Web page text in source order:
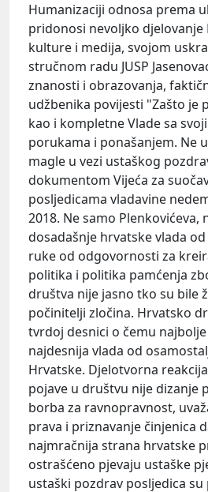
Humanizaciji odnosa prema
pridonosi nevoljko djelovanje
kulture i medija, svojom
stručnom radu JUSP
znanosti i obrazovanja,
udžbenika povijesti "Zašto je
kao i kompletne Vlade sa
porukama i ponašanjem. Ne
magle u vezi ustaškog
dokumentom Vijeća za
posljedicama vladavine
2018. Ne samo Plenkovićeva,
dosadašnje hrvatske vlada
ruke od odgovornosti za
politika i politika pamćenja
društva nije jasno tko su bile
počinitelji zločina. Hrvatsko
tvrdoj desnici o čemu
najdesnija vlada od
Hrvatske. Djelotvorna
pojave u društvu nije dizanje
borba za ravnopravnost,
prava i priznavanje činjenica
najmračnija strana hrvatske
ostrašćeno pjevaju ustaške
ustaški pozdrav posljedica